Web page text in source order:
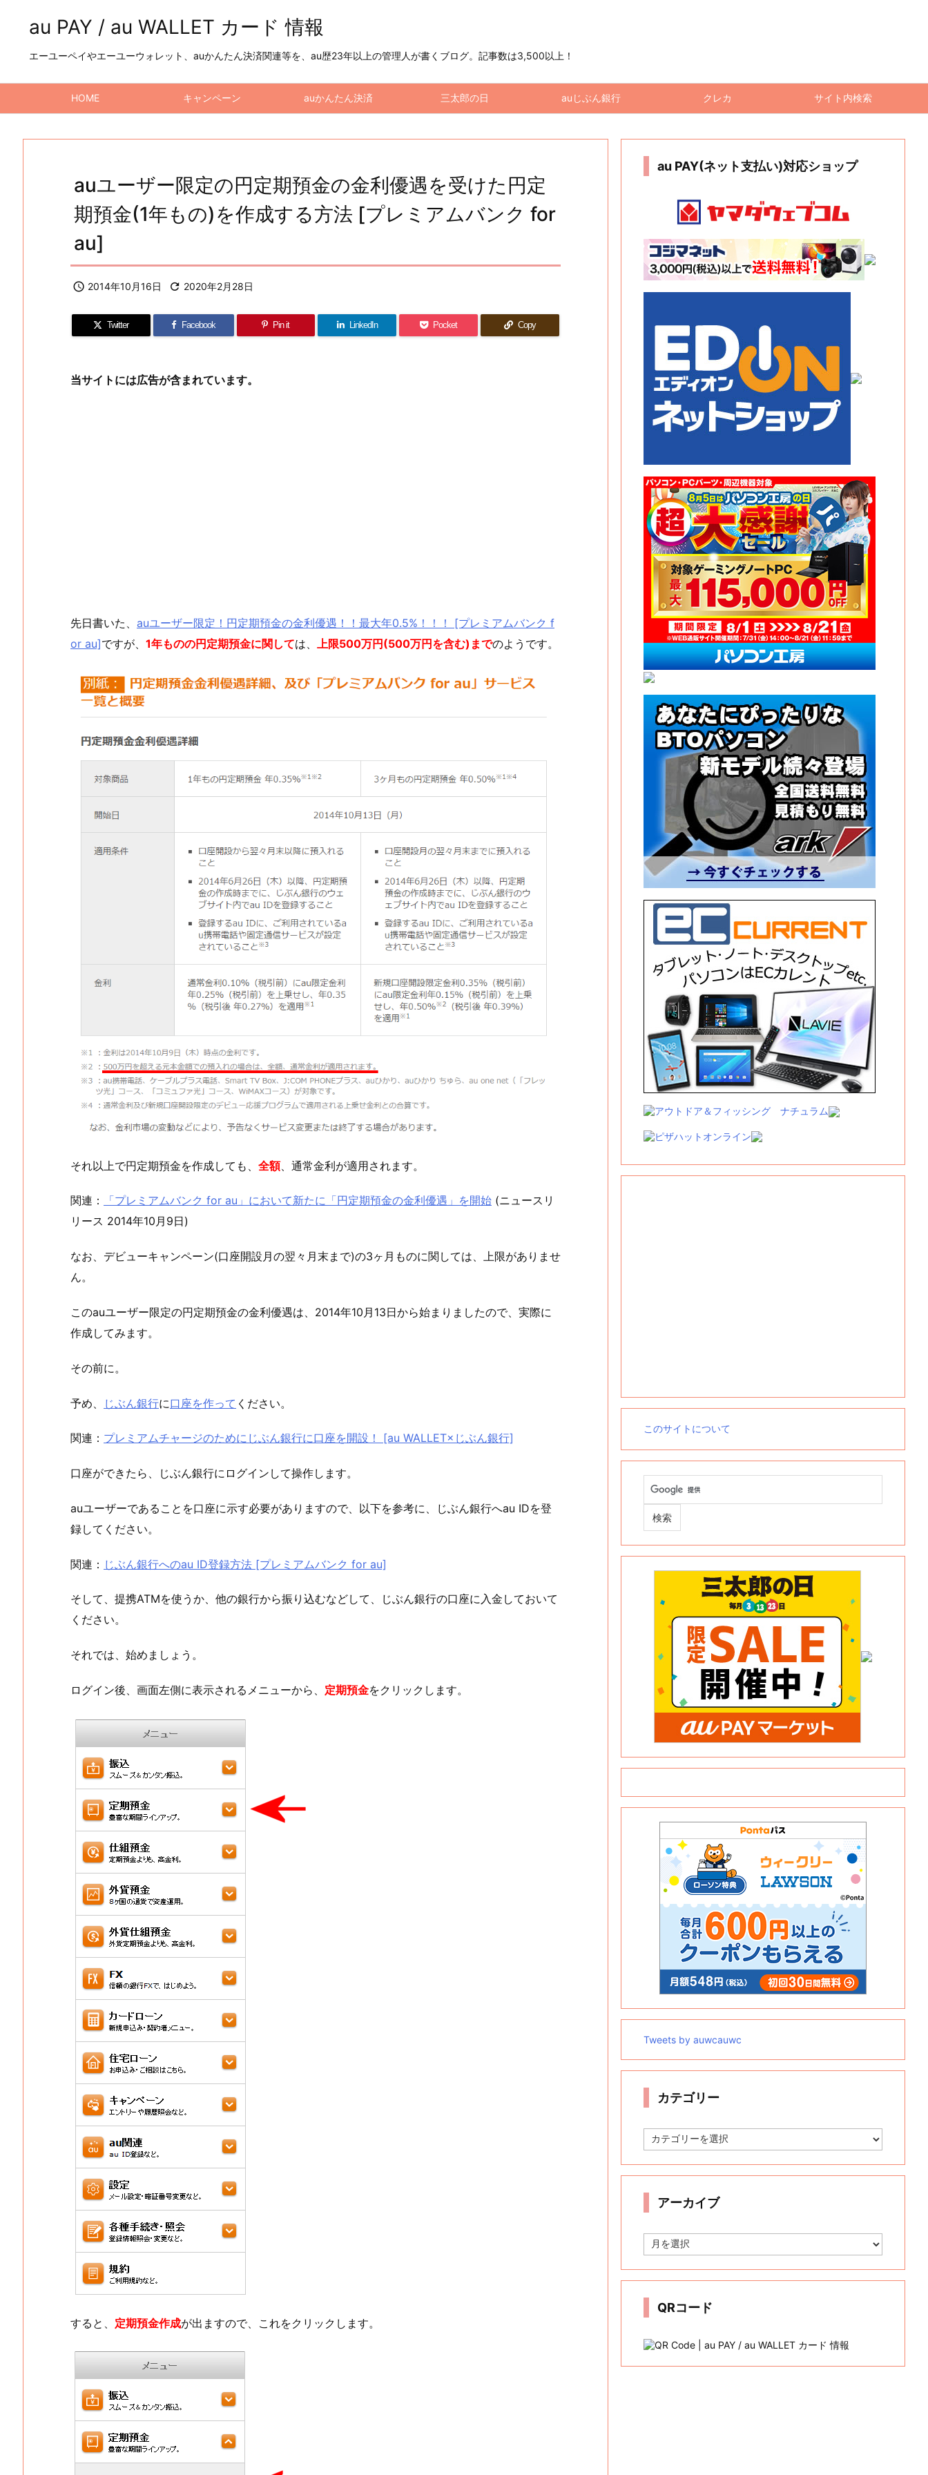
au PAY / au WALLET カード 情報
エーユーペイやエーユーウォレット、auかんたん決済関連等を、au歴23年以上の管理人が書くブログ。記事数は3,500以上！
HOME キャンペーン auかんたん決済 三太郎の日 auじぶん銀行 クレカ サイト内検索
auユーザー限定の円定期預金の金利優遇を受けた円定
期預金(1年もの)を作成する方法 [プレミアムバンク for
au]
 2014年10月16日  2020年2月28日
Twitter Facebook Pin it LinkedIn Pocket Copy
当サイトには広告が含まれています。
先日書いた、 auユーザー限定！円定期預金の金利優遇！！最大年0.5%！！！ [プレミアムバンク f
or au]ですが、 1年ものの円定期預金に関しては、 上限500万円(500万円を含む)までのようです。
それ以上で円定期預金を作成しても、 全額、通常金利が適用されます。
関連： 「プレミアムバンク for au」において新たに「円定期預金の金利優遇」を開始 (ニュースリ
リース 2014年10月9日)
なお、デビューキャンペーン(口座開設月の翌々月末まで)の3ヶ月ものに関しては、上限がありませ
ん。
このauユーザー限定の円定期預金の金利優遇は、2014年10月13日から始まりましたので、実際に
作成してみます。
その前に。
予め、 じぶん銀行に口座を作って ください。
関連： プレミアムチャージのためにじぶん銀行に口座を開設！ [au WALLET×じぶん銀行]
口座ができたら、じぶん銀行にログインして操作します。
auユーザーであることを口座に示す必要がありますので、以下を参考に、じぶん銀行へau IDを登
録してください。
関連： じぶん銀行へのau ID登録方法 [プレミアムバンク for au]
そして、提携ATMを使うか、他の銀行から振り込むなどして、じぶん銀行の口座に入金しておいて
ください。
それでは、始めましょう。
ログイン後、画面左側に表示されるメニューから、 定期預金をクリックします。
すると、 定期預金作成が出ますので、これをクリックします。
au PAY(ネット支払い)対応ショップ
このサイトについて
Tweets by auwcauwc
カテゴリー
テ
リ
アーカイブ
ー
イ
QRコード